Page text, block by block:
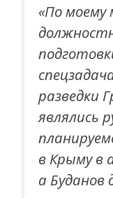
«По
разведки
являлись
в Крыму в
а